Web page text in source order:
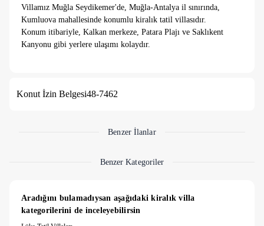
Villamız Muğla Seydikemer'de, Muğla-Antalya il sınırında,
Kumluova mahallesinde konumlu kiralık tatil villasıdır.
Konum itibariyle, Kalkan merkeze, Patara Plajı ve Saklıkent
Kanyonu gibi yerlere ulaşımı kolaydır.
ve ısıtmalı kapalı havuz bulunmaktadır.
arkadaş grupları ve geniş aileler için ideal bir tatil villası
seçeneği sunmaktadır.
Konut İzin Belgesi48-7462
Benzer İlanlar
Benzer Kategoriler
Aradığını bulamadıysan aşağıdaki kiralık villa
kategorilerini de inceleyebilirsin